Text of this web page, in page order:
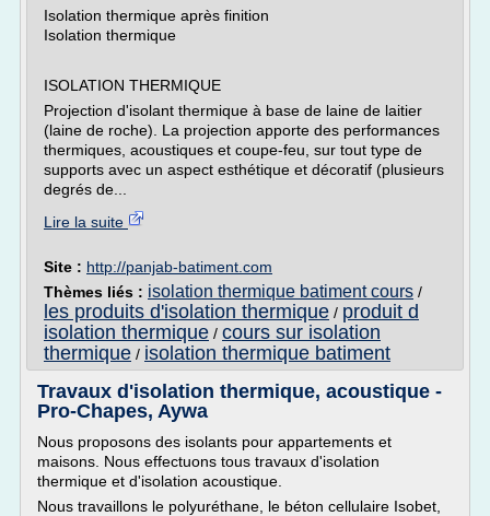
Isolation thermique après finition
Isolation thermique
ISOLATION THERMIQUE
Projection d'isolant thermique à base de laine de laitier
(laine de roche). La projection apporte des performances
thermiques, acoustiques et coupe-feu, sur tout type de
supports avec un aspect esthétique et décoratif (plusieurs
degrés de...
Lire la suite
Site : http://panjab-batiment.com
Thèmes liés : isolation thermique batiment cours /
les produits d'isolation thermique / produit d
isolation thermique / cours sur isolation
thermique / isolation thermique batiment
Travaux d'isolation thermique, acoustique -
Pro-Chapes, Aywa
Nous proposons des isolants pour appartements et
maisons. Nous effectuons tous travaux d'isolation
thermique et d'isolation acoustique.
Nous travaillons le polyuréthane, le béton cellulaire Isobet,